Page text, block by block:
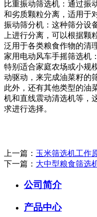
比重振动筛选机：通过振
和劣质颗粒分离，适用于
振动筛分机：这种筛分设
上进行分离，可以根据
泛用于各类粮食作物的清
家用电动风车手摇筛选机
特别适合家庭农场或小规
动驱动，来完成油菜籽的
此外，还有其他类型的油
机和直线震动清选机等，
求进行选择。
上一篇： 玉米筛选机工作
下一篇： 大中型粮食筛选
公司简介
产品中心